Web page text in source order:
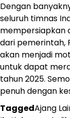
Dengan
seluruh timnas
mempersiapkan
dari pemerintah,
akan menjadi
untuk dapat
tahun 2025.
penuh dengan
TaggedAjang